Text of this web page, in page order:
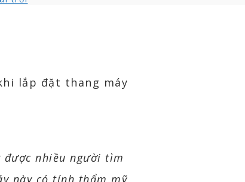
được nhiều người tìm
này có tính thẩm mỹ